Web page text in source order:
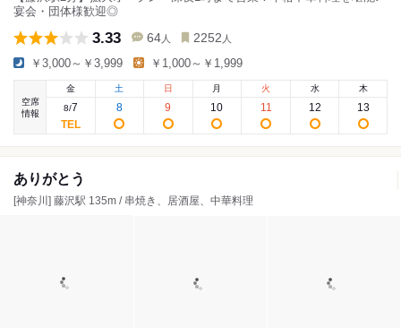
宴会・団体様歓迎◎
3.33 64 人 2252 人
￥3,000～￥3,999 ￥1,000～￥1,999
空席
情報
金
8/7
土
8
日
9
月
10
火
11
水
12
木
13
ありがとう
[神奈川] 藤沢駅 135m / 串焼き、居酒屋、中華料理